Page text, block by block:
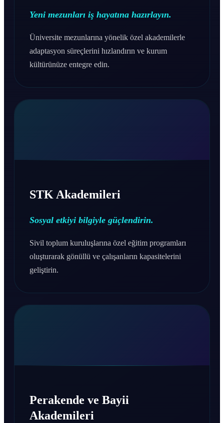
Yeni mezunları iş hayatına hazırlayın.
Üniversite mezunlarına yönelik özel akademilerle
adaptasyon süreçlerini hızlandırın ve kurum
kültürünüze entegre edin.
STK Akademileri
Sosyal etkiyi bilgiyle güçlendirin.
Sivil toplum kuruluşlarına özel eğitim programları
oluşturarak gönüllü ve çalışanların kapasitelerini
geliştirin.
Perakende ve Bayii
Akademileri